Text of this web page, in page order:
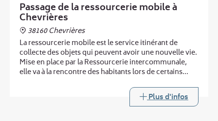
Passage de la ressourcerie mobile à
Chevrières
38160 Chevrières
La ressourcerie mobile est le service itinérant de
collecte des objets qui peuvent avoir une nouvelle vie.
Mise en place par la Ressourcerie intercommunale,
elle va à la rencontre des habitants lors de certains
Plus d'infos